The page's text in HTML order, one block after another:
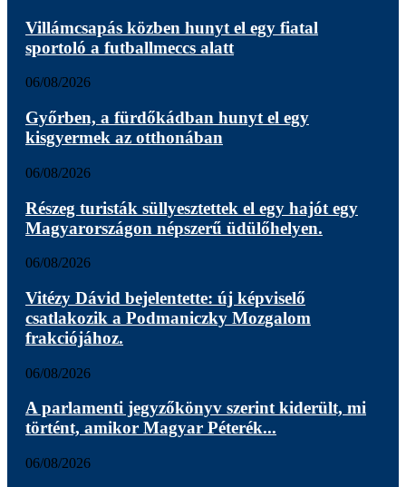
Villámcsapás közben hunyt el egy fiatal
sportoló a futballmeccs alatt
06/08/2026
Győrben, a fürdőkádban hunyt el egy
kisgyermek az otthonában
06/08/2026
Részeg turisták süllyesztettek el egy hajót egy
Magyarországon népszerű üdülőhelyen.
06/08/2026
Vitézy Dávid bejelentette: új képviselő
csatlakozik a Podmaniczky Mozgalom
frakciójához.
06/08/2026
A parlamenti jegyzőkönyv szerint kiderült, mi
történt, amikor Magyar Péterék...
06/08/2026